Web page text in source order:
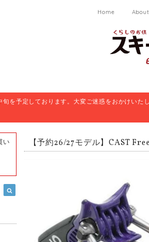
Home About
旬を予定しております。大変ご迷惑をおかけい
い
【予約26/27モデル】CAST